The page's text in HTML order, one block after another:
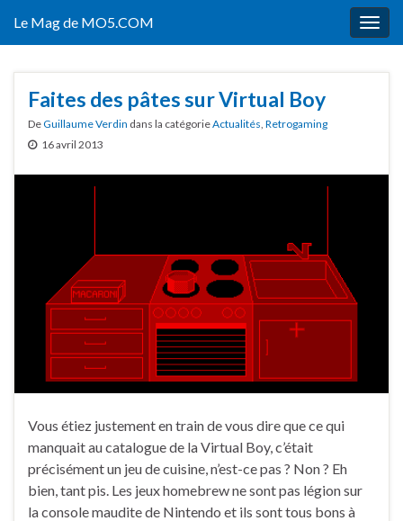
Le Mag de MO5.COM
Faites des pâtes sur Virtual Boy
DeGuillaume Verdin dans la catégorieActualités, Retrogaming
16 avril 2013
Vous étiez justement en train de vous dire que ce qui
manquait au catalogue de la Virtual Boy, c’était
précisément un jeu de cuisine, n’est-ce pas ? Non ? Eh
bien, tant pis. Les jeux homebrew ne sont pas légion sur
la console maudite de Nintendo et ils sont tous bons à